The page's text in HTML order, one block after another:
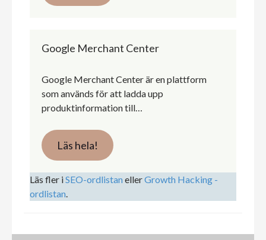
Google Merchant Center
Google Merchant Center är en plattform
som används för att ladda upp
produktinformation till…
Läs hela!
Läs fler iSEO-ordlistan ellerGrowth Hacking -
ordlistan.